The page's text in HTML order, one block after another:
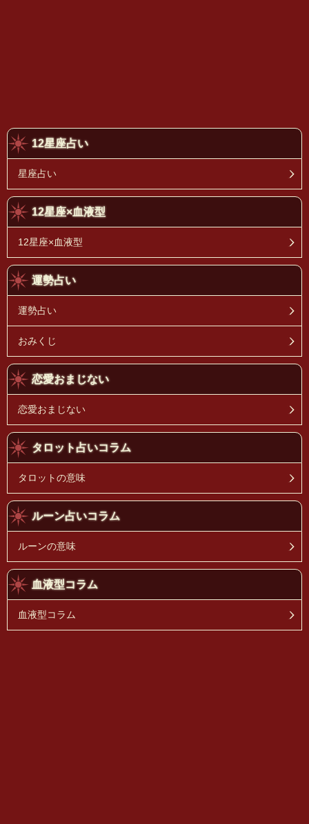
12星座占い
星座占い
12星座×血液型
12星座×血液型
運勢占い
運勢占い
おみくじ
恋愛おまじない
恋愛おまじない
タロット占いコラム
タロットの意味
ルーン占いコラム
ルーンの意味
血液型コラム
血液型コラム